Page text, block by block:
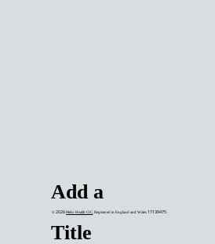
Add a
Title
© 2026Mehr Health CIC. Registered in England and Wales 17139475